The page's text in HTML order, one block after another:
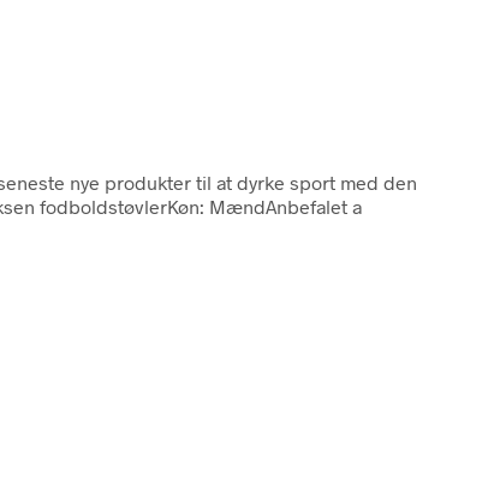
nye produkter til at dyrke sport med den
fodboldstøvlerKøn: MændAnbefalet a